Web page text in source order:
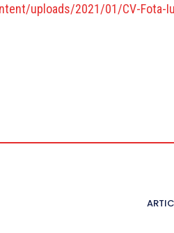
uploads/2021/01/CV-Fota-